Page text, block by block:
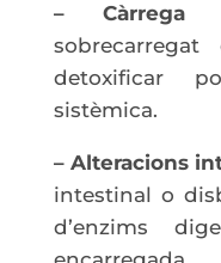
– Càrrega
detoxificar
sistèmica.
– Alteracions
intestinal o
d’enzims